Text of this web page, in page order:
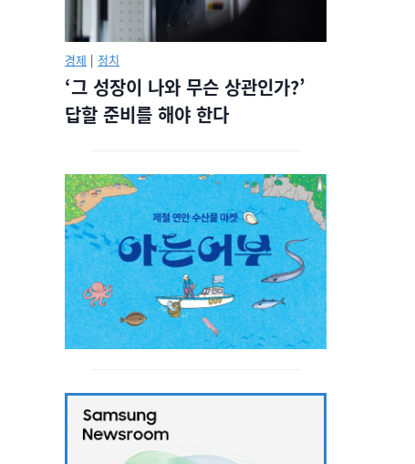
경제 | 정치
‘그 성장이 나와 무슨 상관인가?’
답할 준비를 해야 한다